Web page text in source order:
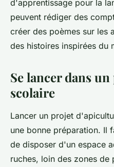
d'apprentissage pour la
peuvent rédiger des
créer des poèmes sur les
des histoires inspirées du
Se lancer dans
scolaire
Lancer un projet
une bonne préparation. Il
de disposer d'un espace
ruches, loin des zones de